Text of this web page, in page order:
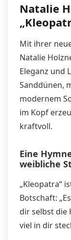
Natalie
Mit ihrer
Natalie
Eleganz und
Sanddünen,
modernem
im Kopf
kraftvoll.
Eine
weibliche
„Kleopatra“
Botschaft:
dir selbst die
viel in dir